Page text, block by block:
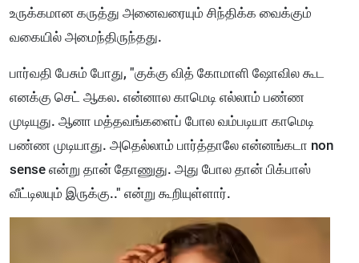
உருக்கமான கருத்து அனைவரையும் சிந்திக்க வைக்கும்
வகையில் அமைந்திருந்தது.
பார்வதி பேசும் போது, "குக்கு வித் கோமாளி ஷோவில கூட
எனக்கு செட் ஆகல. என்னால காமெடி எல்லாம் பண்ண
முடியுது. ஆனா மத்தவங்களைப் போல வம்படியா காமெடி
பண்ண முடியாது. அதெல்லாம் பார்த்தாலே என்னங்கடா non
sense என்று தான் தோணுது. அது போல தான் பிக்பாஸ்
வீட்டிலயும் இருக்கு.." என்று கூறியுள்ளார்.